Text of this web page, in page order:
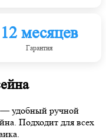
12 месяцев
Гарантия
— удобный ручной
Подходит для всех